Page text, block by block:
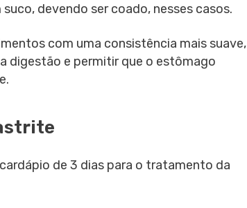
devendo ser coado, nesses casos.
com uma consistência mais suave,
digestão e permitir que o estômago
de 3 dias para o tratamento da